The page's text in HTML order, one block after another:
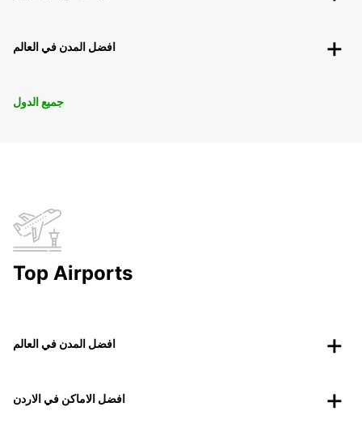
افضل المدن في العالم
جميع الدول
Top Airports
افضل المدن في العالم
افضل الاماكن في الاردن